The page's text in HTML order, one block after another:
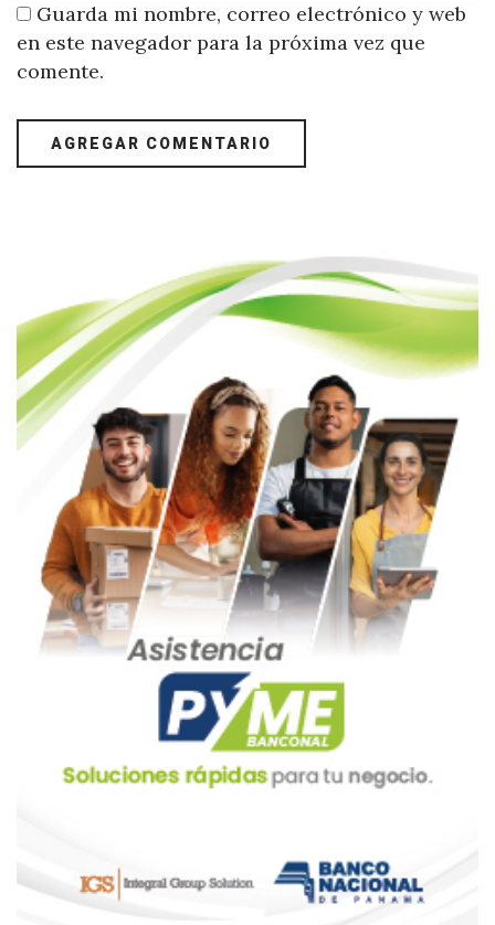
Guarda mi nombre, correo electrónico y web
en este navegador para la próxima vez que
comente.